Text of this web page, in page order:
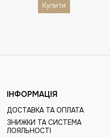
Купити
ІНФОРМАЦІЯ
ДОСТАВКА ТА ОПЛАТА
ЗНИЖКИ ТА СИСТЕМА
ЛОЯЛЬНОСТІ